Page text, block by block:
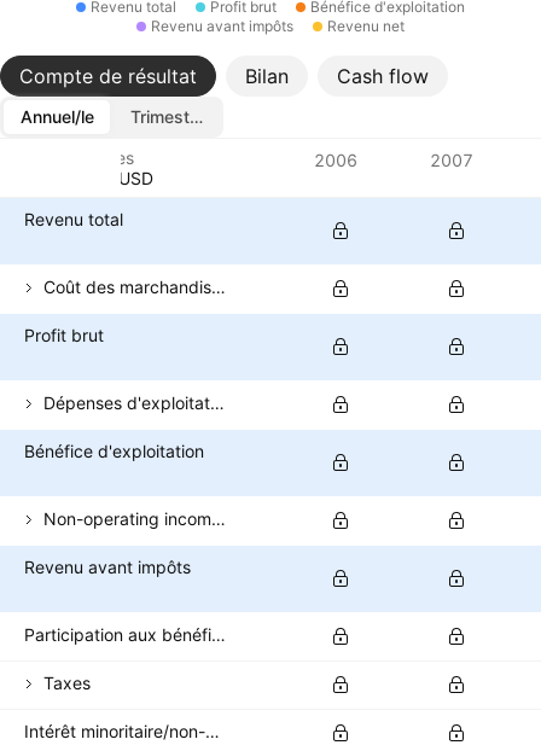
Revenu total
Profit brut
Bénéfice d'exploitation
Revenu avant impôts
Revenu net
Compte de résultat Bilan Cash flow
Annuel/le
Trimestriel/le
Métriques
Devise: USD
2006 2007
Revenu total
Coût des marchandises vendues
Profit brut
Dépenses d'exploitation (hors COGS)
Bénéfice d'exploitation
Non-operating income (total)
Revenu avant impôts
Participation aux bénéfices
Taxes
Intérêt minoritaire/non-contrôlant